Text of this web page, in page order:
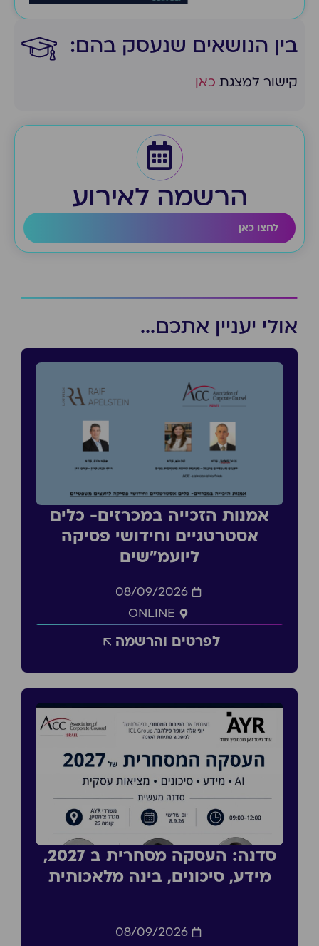
בין הנושאים שנעסק בהם:​
קישור למצגת כאן
הרשמה לאירוע
לחצו כאן
אולי יעניין אתכם...
אמנות הזכייה במכרזים- כלים
אסטרטגיים וחידושי פסיקה
ליועמ״שים
08/09/2026
ONLINE
לפרטים והרשמה
סדנה: העסקה מסחרית ב 2027,
מידע, סיכונים, בינה מלאכותית
08/09/2026